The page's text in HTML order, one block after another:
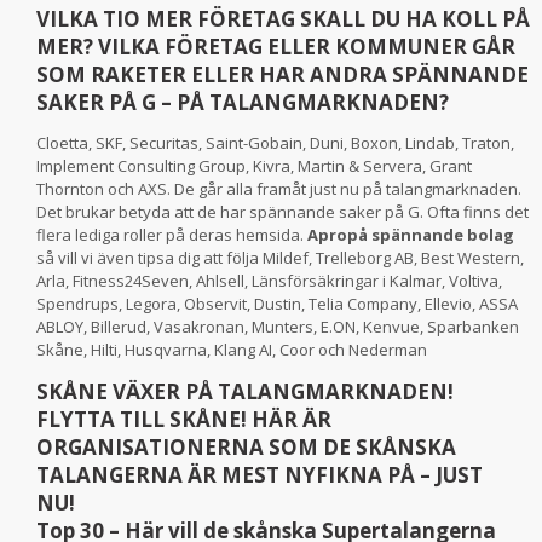
VILKA TIO MER FÖRETAG SKALL DU HA KOLL PÅ
MER? VILKA FÖRETAG ELLER KOMMUNER GÅR
SOM RAKETER ELLER HAR ANDRA SPÄNNANDE
SAKER PÅ G – PÅ TALANGMARKNADEN?
Cloetta, SKF, Securitas, Saint-Gobain, Duni, Boxon, Lindab, Traton,
Implement Consulting Group, Kivra, Martin & Servera, Grant
Thornton och AXS. De går alla framåt just nu på talangmarknaden.
Det brukar betyda att de har spännande saker på G. Ofta finns det
flera lediga roller på deras hemsida. Apropå spännande bolag
så vill vi även tipsa dig att följa Mildef, Trelleborg AB, Best Western,
Arla, Fitness24Seven, Ahlsell, Länsförsäkringar i Kalmar, Voltiva,
Spendrups, Legora, Observit, Dustin, Telia Company, Ellevio, ASSA
ABLOY, Billerud, Vasakronan, Munters, E.ON, Kenvue, Sparbanken
Skåne, Hilti, Husqvarna, Klang AI, Coor och Nederman
SKÅNE VÄXER PÅ TALANGMARKNADEN!
FLYTTA TILL SKÅNE! HÄR ÄR
ORGANISATIONERNA SOM DE SKÅNSKA
TALANGERNA ÄR MEST NYFIKNA PÅ – JUST
NU!
Top 30 – Här vill de skånska Supertalangerna